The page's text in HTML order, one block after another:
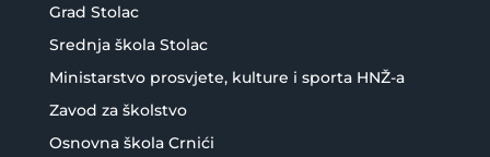
Grad Stolac
Srednja škola Stolac
Ministarstvo prosvjete, kulture i sporta HNŽ-a
Zavod za školstvo
Osnovna škola Crnići